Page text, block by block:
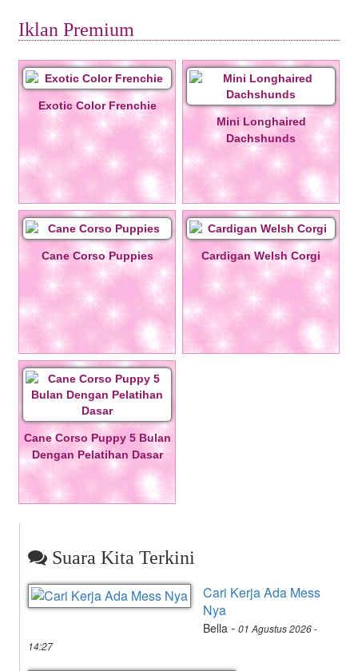
Iklan Premium
Exotic Color Frenchie
Mini Longhaired
Dachshunds
Cane Corso Puppies Cardigan Welsh Corgi
Cane Corso Puppy 5 Bulan
Dengan Pelatihan Dasar
Suara Kita Terkini
Cari Kerja Ada Mess
Nya
Bella - 01 Agustus 2026 -
14:27